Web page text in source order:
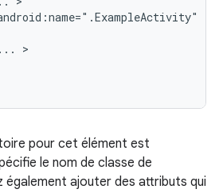
...
pour cet élément est
le nom de classe de
également ajouter des attributs qui